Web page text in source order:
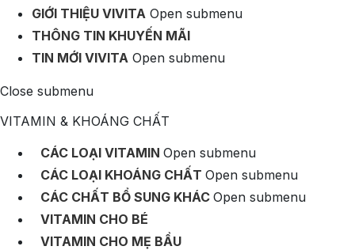
GIỚI THIỆU VIVITA Open submenu
THÔNG TIN KHUYẾN MÃI
TIN MỚI VIVITA Open submenu
Close submenu
VITAMIN & KHOÁNG CHẤT
CÁC LOẠI VITAMIN Open submenu
CÁC LOẠI KHOÁNG CHẤT Open submenu
CÁC CHẤT BỔ SUNG KHÁC Open submenu
VITAMIN CHO BÉ
VITAMIN CHO MẸ BẦU